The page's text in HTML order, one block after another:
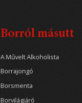
Borról másutt
A Művelt Alkoholista
Borrajongó
Borsmenta
Borvilágjáró